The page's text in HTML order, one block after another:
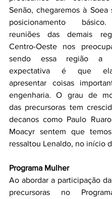
Senão, chegaremos à Soea
posicionamento
reuniões das demais
Centro-Oeste nos
sendo essa região a
expectativa é que
apresentar coisas
engenharia. O grau de
das precursoras tem
decanos como Paulo
Moacyr sentem que
ressaltou Lenaldo, no início
Programa Mulher
Ao abordar a participação
precursoras no